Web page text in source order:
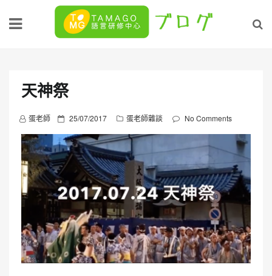
天神祭
蛋老師
P
o
s
t
d
n
25/07/2017 蛋老師雜談 No Comments